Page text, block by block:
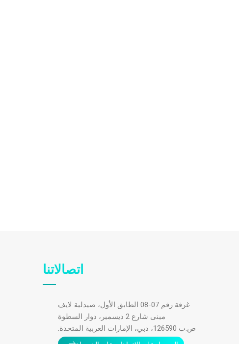
اتصالاتنا
غرفة رقم 07-08 الطابق الأول، صيدلية لايف
مبنى شارع 2 ديسمبر، دوار السطوة
ص.ب 126590، دبي، الإمارات العربية المتحدة.